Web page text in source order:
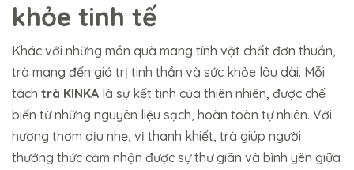
khỏe tinh tế
Khác với những món quà mang tính vật chất đơn thuần,
trà mang đến giá trị tinh thần và sức khỏe lâu dài. Mỗi
tách trà KINKA là sự kết tinh của thiên nhiên, được chế
biến từ những nguyên liệu sạch, hoàn toàn tự nhiên. Với
hương thơm dịu nhẹ, vị thanh khiết, trà giúp người
thưởng thức cảm nhận được sự thư giãn và bình yên giữa